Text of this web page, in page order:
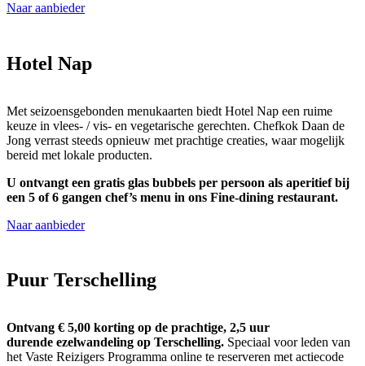
Naar aanbieder
Hotel Nap
Met seizoensgebonden menukaarten biedt Hotel Nap een ruime
keuze in vlees- / vis- en vegetarische gerechten. Chefkok Daan de
Jong verrast steeds opnieuw met prachtige creaties, waar mogelijk
bereid met lokale producten.
U ontvangt een gratis glas bubbels per persoon als aperitief bij
een 5 of 6 gangen chef’s menu in ons Fine-dining restaurant.
Naar aanbieder
Puur Terschelling
Ontvang € 5,00 korting op de prachtige, 2,5 uur
durende ezelwandeling op Terschelling. Speciaal voor leden van
het Vaste Reizigers Programma online te reserveren met actiecode